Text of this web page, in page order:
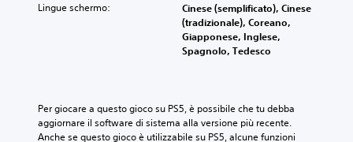
Lingue schermo:
Cinese (semplificato), Cinese
(tradizionale), Coreano,
Giapponese, Inglese,
Spagnolo, Tedesco
Per giocare a questo gioco su PS5, è possibile che tu debba
aggiornare il software di sistema alla versione più recente.
Anche se questo gioco è utilizzabile su PS5, alcune funzioni